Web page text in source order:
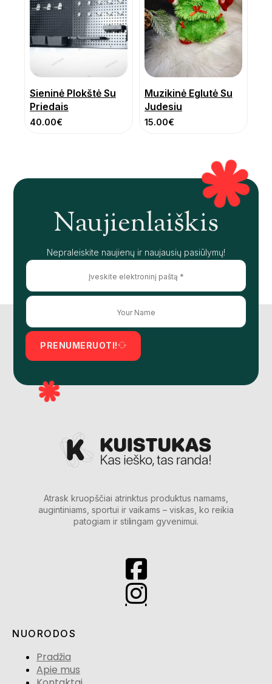
Sieninė Plokštė Su
Priedais
40.00€
Muzikinė Eglutė Su
Judesiu
15.00€
Naujienlaiškis
Nepraleiskite naujienų ir naujausių pasiūlymų!
PRENUMERUOTI!
Atrask kruopščiai atrinktus produktus namams,
augintiniams, sportui ir vaikams – viskas, ko reikia
patogiam ir stilingam gyvenimui.
NUORODOS
Pradžia
Apie mus